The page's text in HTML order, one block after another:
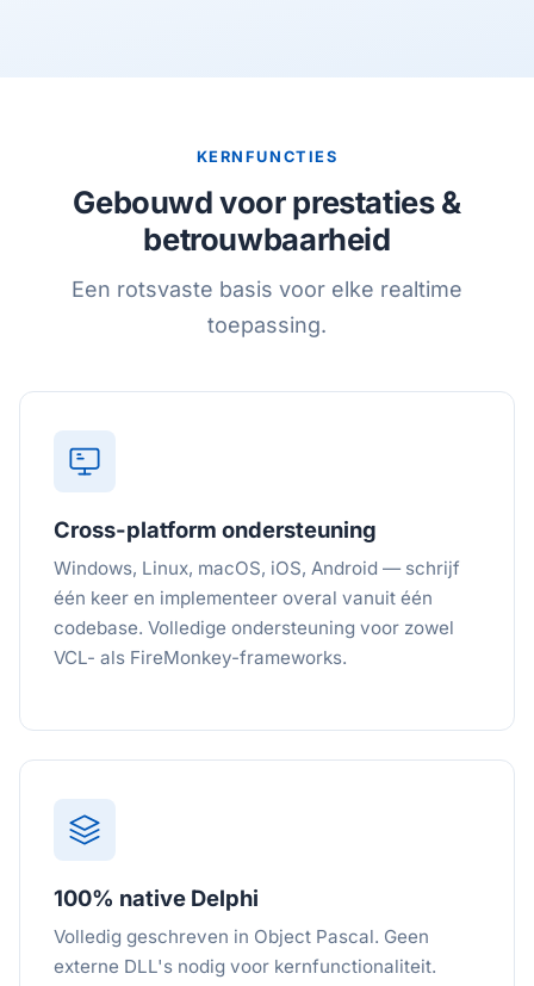
KERNFUNCTIES
Gebouwd voor prestaties &
betrouwbaarheid
Een rotsvaste basis voor elke realtime
toepassing.
Cross-platform ondersteuning
Windows, Linux, macOS, iOS, Android — schrijf
één keer en implementeer overal vanuit één
codebase. Volledige ondersteuning voor zowel
VCL- als FireMonkey-frameworks.
100% native Delphi
Volledig geschreven in Object Pascal. Geen
externe DLL's nodig voor kernfunctionaliteit.